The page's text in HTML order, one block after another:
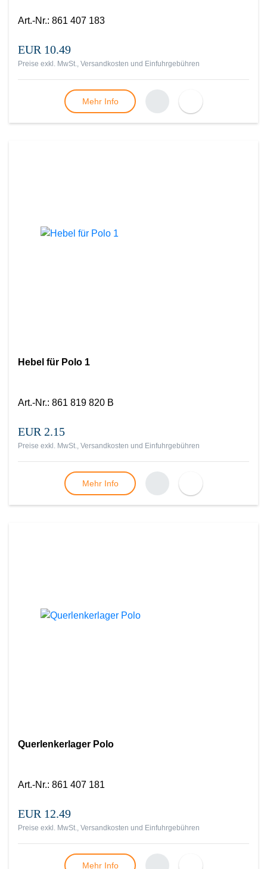
Art.-Nr.: 861 407 183
EUR 10.49
Preise exkl. MwSt., Versandkosten und Einfuhrgebühren
Mehr Info
Hebel für Polo 1
Art.-Nr.: 861 819 820 B
EUR 2.15
Preise exkl. MwSt., Versandkosten und Einfuhrgebühren
Mehr Info
Querlenkerlager Polo
Art.-Nr.: 861 407 181
EUR 12.49
Preise exkl. MwSt., Versandkosten und Einfuhrgebühren
Mehr Info